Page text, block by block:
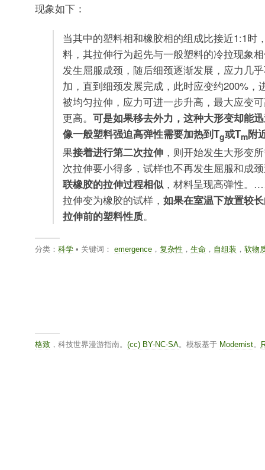
现象如下：
当其中的塑料相和橡胶相的组成比接近1:1时
料，其拉伸行为起先与一般塑料的冷拉现象
发生屈服成颈，随后细颈逐渐发展，应力几
加，直到细颈发展完成，此时应变约200%，
被均匀拉伸，应力可进一步升高，最大应变
更高。 可是如果移去外力，这种大形变却能
像一般塑料强迫高弹性需要加热到Tg或Tm附
果接着进行第二次拉伸，则开始发生大形变
次拉伸要小得多，试样也不再发生屈服和成
联橡胶的拉伸过程相似，材料呈现高弹性。
拉伸变为橡胶的试样， 如果在室温下放置较
拉伸前的塑料性质。
分类： 科学• 关键词： emergence， 复杂性 ， 生命 ， 自组装 ， 软物
格致，科技世界漫游指南。 (cc) BY-NC-SA。模板基于 Modernist。